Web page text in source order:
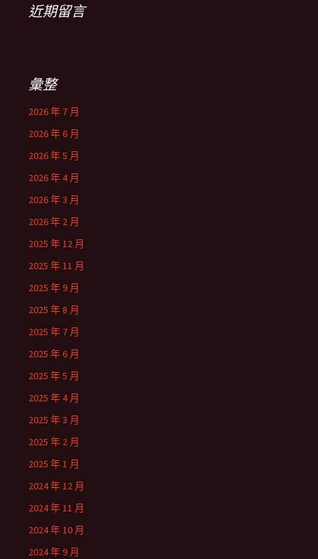
近期留言
彙整
2026 年 7 月
2026 年 6 月
2026 年 5 月
2026 年 4 月
2026 年 3 月
2026 年 2 月
2025 年 12 月
2025 年 11 月
2025 年 9 月
2025 年 8 月
2025 年 7 月
2025 年 6 月
2025 年 5 月
2025 年 4 月
2025 年 3 月
2025 年 2 月
2025 年 1 月
2024 年 12 月
2024 年 11 月
2024 年 10 月
2024 年 9 月